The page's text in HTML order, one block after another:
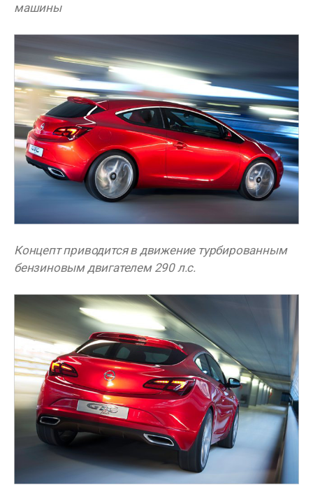
машины
Концепт приводится в движение турбированным
бензиновым двигателем 290 л.с.